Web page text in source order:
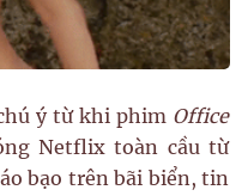
ý từ khi phimOffice
Netflix toàn cầu từ
bạo trên bãi biển, tin